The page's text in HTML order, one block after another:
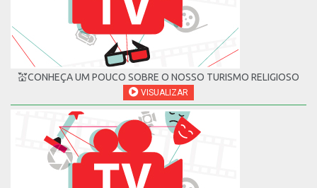
💒CONHEÇA UM POUCO SOBRE O NOSSO TURISMO RELIGIOSO
VISUALIZAR